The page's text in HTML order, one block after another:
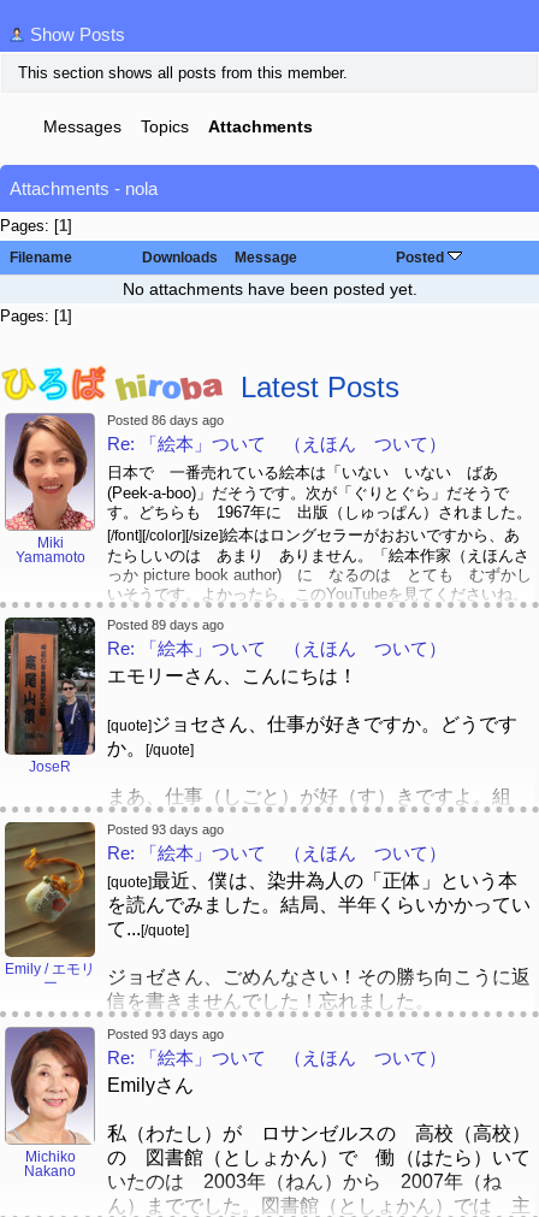
Show Posts
This section shows all posts from this member.
Messages Topics Attachments
Attachments - nola
Pages: [ 1
Filename
Downloads Message Posted
No attachments have been posted yet.
Pages: [ 1
Latest Posts
Miki
Yamamoto
Posted 86 days ago
Re: 「絵本」ついて （えほん ついて）
日本で 一番売れている絵本は「いない いない ばあ
(Peek-a-boo)」だそうです。次が「ぐりとぐら」だそうで
す。どちらも 1967年に 出版（しゅっぱん）されました。
[/font][/color][/size]絵本はロングセラーがおおいですから、あ
たらしいのは あまり ありません。「絵本作家（えほんさ
っか picture book author) に なるのは とても むずかし
いそうです。よかったら、このYouTubeを見てくださいね。
[/font][/color][/size]https://www.youtube.com/watch?
v=psCoMkMOQlY
JoseR
Posted 89 days ago
Re: 「絵本」ついて （えほん ついて）
エモリーさん、こんにちは！
[quote]ジョセさん、仕事が好きですか。どうです
か。
[/quote]
まあ、仕事（しごと）が好（す）きですよ。組
（く）み込（こ）みソフトウェアエンジニアで
す。現在（げんざい）、飛行機（ひこうき）を作
（つく）る会社（かいしゃ）に務（つと）めてい
ます。利点（りてん）はありますが、日々（ひ
び）が慌（あわただ）しくて、ストレスが溜
（た）まりやすいです。結局（けっきょく）、プ
ログラミングが大好（だいす）きなので、プログ
ラマーとして働（はたら）ければ、会社（かいし
ゃ）は別（べつ）にいいと思（おも）います。
でも、将来（しょうらい）、日本（にほん）で留
職（しゅうしょく）もしてみたいです。昔（むか
し）からの夢（ゆめ）なので、今（いま）は全力
（ぜんりょく）でお金（かね）を貯（た）めてい
ますwww。
Emily / エモリ
ー
Posted 93 days ago
Re: 「絵本」ついて （えほん ついて）
[quote]最近、僕は、染井為人の「正体」という本
を読んでみました。結局、半年くらいかかってい
て...[/quote]
ジョゼさん、ごめんなさい！その勝ち向こうに返
信を書きませんでした！忘れました。
じょぜさん、ごめんないあい！そのかち むこう
に へんしんを かきませんでした！わすれまし
た。
すごいすごい！おめでとうございました！感心し
ていますよね！！
すごいすごい！おめでとうございました！かんし
んしていますよね！！
Michiko
Nakano
Posted 93 days ago
Re: 「絵本」ついて （えほん ついて）
Emilyさん
私（わたし）が ロサンゼルスの 高校（高校）
の 図書館（としょかん）で 働（はたら）いて
いたのは 2003年（ねん）から 2007年（ね
ん）まででした。図書館（としょかん）では 主